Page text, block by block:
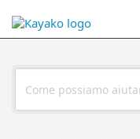
Notizie